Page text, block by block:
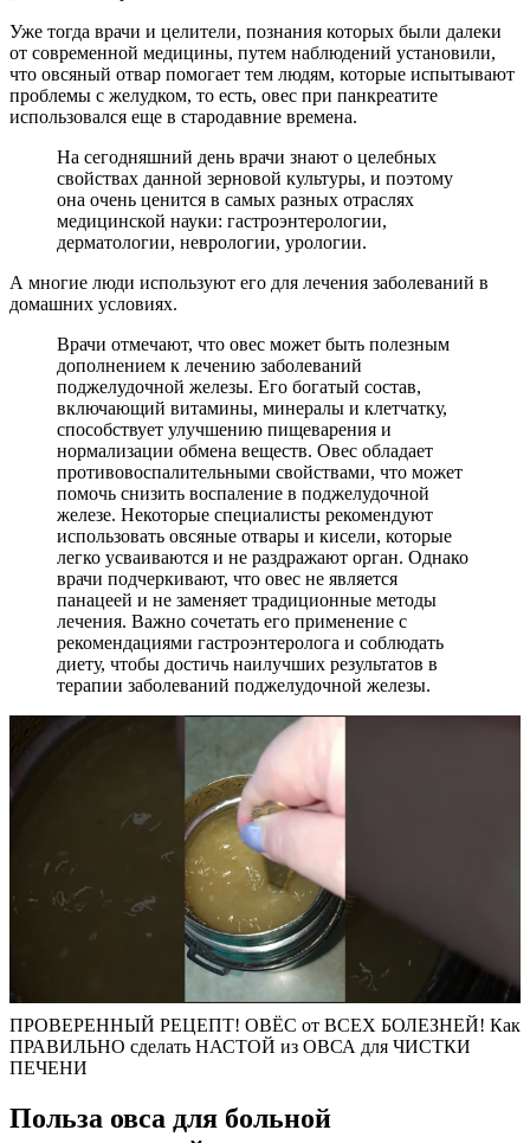
Уже тогда врачи и целители, познания которых были далеки
от современной медицины, путем наблюдений установили,
что овсяный отвар помогает тем людям, которые испытывают
проблемы с желудком, то есть, овес при панкреатите
использовался еще в стародавние времена.
На сегодняшний день врачи знают о целебных
свойствах данной зерновой культуры, и поэтому
она очень ценится в самых разных отраслях
медицинской науки: гастроэнтерологии,
дерматологии, неврологии, урологии.
А многие люди используют его для лечения заболеваний в
домашних условиях.
Врачи отмечают, что овес может быть полезным
дополнением к лечению заболеваний
поджелудочной железы. Его богатый состав,
включающий витамины, минералы и клетчатку,
способствует улучшению пищеварения и
нормализации обмена веществ. Овес обладает
противовоспалительными свойствами, что может
помочь снизить воспаление в поджелудочной
железе. Некоторые специалисты рекомендуют
использовать овсяные отвары и кисели, которые
легко усваиваются и не раздражают орган. Однако
врачи подчеркивают, что овес не является
панацеей и не заменяет традиционные методы
лечения. Важно сочетать его применение с
рекомендациями гастроэнтеролога и соблюдать
диету, чтобы достичь наилучших результатов в
терапии заболеваний поджелудочной железы.
ПРОВЕРЕННЫЙ РЕЦЕПТ! ОВЁС от ВСЕХ БОЛЕЗНЕЙ! Как
ПРАВИЛЬНО сделать НАСТОЙ из ОВСА для ЧИСТКИ
ПЕЧЕНИ
Польза овса для больной